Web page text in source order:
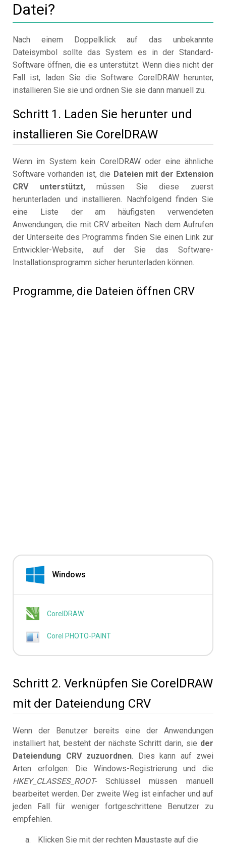
Datei?
Nach einem Doppelklick auf das unbekannte
Dateisymbol sollte das System es in der Standard-
Software öffnen, die es unterstützt. Wenn dies nicht der
Fall ist, laden Sie die Software CorelDRAW herunter,
installieren Sie sie und ordnen Sie sie dann manuell zu.
Schritt 1. Laden Sie herunter und
installieren Sie CorelDRAW
Wenn im System kein CorelDRAW oder eine ähnliche
Software vorhanden ist, die Dateien mit der Extension
CRV unterstützt,müssen Sie diese zuerst
herunterladen und installieren. Nachfolgend finden Sie
eine Liste der am häufigsten verwendeten
Anwendungen, die mit CRV arbeiten. Nach dem Aufrufen
der Unterseite des Programms finden Sie einen Link zur
Entwickler-Website, auf der Sie das Software-
Installationsprogramm sicher herunterladen können.
Programme, die Dateien öffnen CRV
Windows
CorelDRAW
Corel PHOTO-PAINT
Schritt 2. Verknüpfen Sie CorelDRAW
mit der Dateiendung CRV
Wenn der Benutzer bereits eine der Anwendungen
installiert hat, besteht der nächste Schritt darin, sie der
Dateiendung CRV zuzuordnen. Dies kann auf zwei
Arten erfolgen: Die Windows-Registrierung und die
HKEY_CLASSES_ROOT-Schlüssel müssen manuell
bearbeitet werden. Der zweite Weg ist einfacher und auf
jeden Fall für weniger fortgeschrittene Benutzer zu
empfehlen.
Klicken Sie mit der rechten Maustaste auf die